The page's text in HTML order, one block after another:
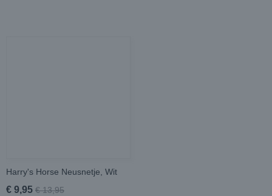
Harry's Horse Neusnetje, Wit
€ 9,95 € 13,95